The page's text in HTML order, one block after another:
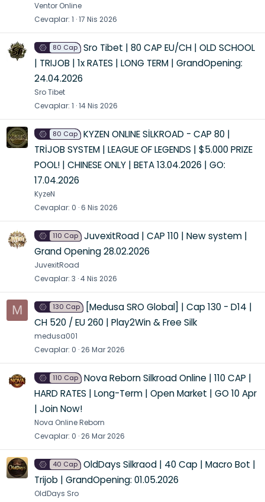
Ventor Online
Cevaplar 1 17 Nis 2026
80 Cap
Sro Tibet | 80 CAP EU/CH | OLD SCHOOL
| TRIJOB | 1x RATES | LONG TERM | GrandOpening:
24.04.2026
Sro Tibet
Cevaplar 1 14 Nis 2026
80 Cap
KYZEN ONLINE SİLKROAD - CAP 80 |
TRİJOB SYSTEM | LEAGUE OF LEGENDS | $5.000 PRIZE
POOL! | CHINESE ONLY | BETA 13.04.2026 | GO:
17.04.2026
KyzeN
Cevaplar 0 6 Nis 2026
110 Cap
JuvexitRoad | CAP 110 | New system |
Grand Opening 28.02.2026
JuvexitRoad
Cevaplar 3 4 Nis 2026
M 130 Cap
[Medusa SRO Global] | Cap 130 - D14 |
CH 520 / EU 260 | Play2Win & Free Silk
medusa001
Cevaplar 0 26 Mar 2026
110 Cap
Nova Reborn Silkroad Online | 110 CAP |
HARD RATES | Long-Term | Open Market | GO 10 Apr
| Join Now!
Nova Online Reborn
Cevaplar 0 26 Mar 2026
40 Cap
OldDays Silkraod | 40 Cap | Macro Bot |
Trijob | GrandOpening: 01.05.2026
OldDays Sro